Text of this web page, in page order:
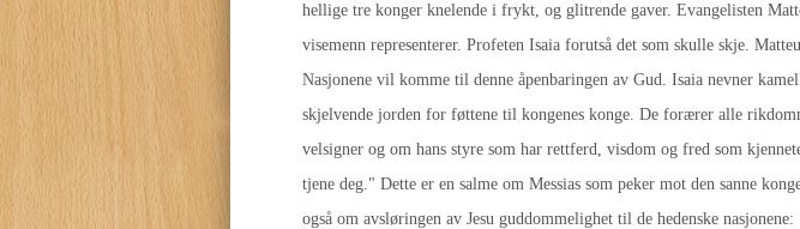
hellige tre konger knelende i frykt, og glitrende gaver. Evangelisten
visemenn representerer. Profeten Isaia forutså det som skulle skje.
Nasjonene vil komme til denne åpenbaringen av Gud. Isaia nevner
skjelvende jorden for føttene til kongenes konge. De forærer alle
velsigner og om hans styre som har rettferd, visdom og fred som
tjene deg." Dette er en salme om Messias som peker mot den sanne
også om avsløringen av Jesu guddommelighet til de hedenske